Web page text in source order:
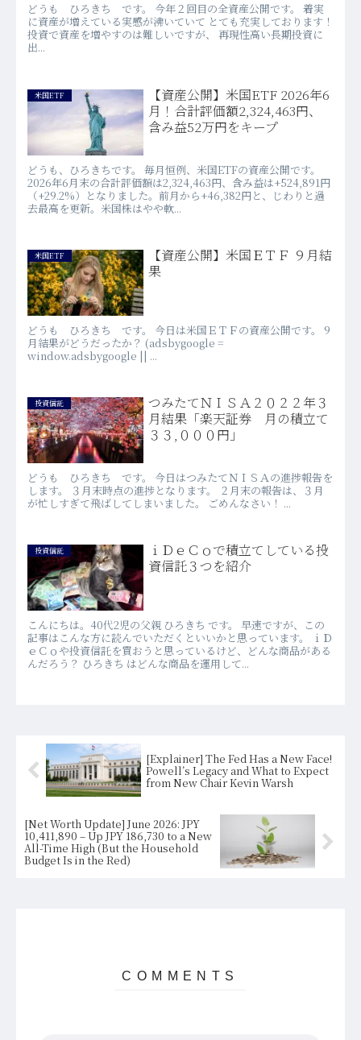
どうも ひろきち です。 今年２回目の全資産公開です。 着実
に資産が増えている実感が沸いていて とても充実しております！
投資で資産を増やすのは難しいですが、 再現性高い長期投資に
出...
米国ETF
【資産公開】米国ETF 2026年6
月！合計評価額2,324,463円、
含み益52万円をキープ
どうも、ひろきちです。 毎月恒例、米国ETFの資産公開です。
2026年6月末の合計評価額は2,324,463円、含み益は+524,891円
（+29.2%）となりました。前月から+46,382円と、じわりと過
去最高を更新。米国株はやや軟...
米国ETF
【資産公開】米国ＥＴＦ ９月結
果
どうも ひろきち です。 今日は米国ＥＴＦの資産公開です。 9
月結果がどうだったか？ (adsbygoogle =
window.adsbygoogle || ...
投資信託
つみたてＮＩＳＡ２０２２年３
月結果「楽天証券 月の積立て
３３,０００円」
どうも ひろきち です。 今日はつみたてＮＩＳＡの進捗報告を
します。 ３月末時点の進捗となります。 ２月末の報告は、３月
が忙しすぎて飛ばしてしまいました。 ごめんなさい！ ...
投資信託
ｉＤｅＣｏで積立てしている投
資信託３つを紹介
こんにちは。40代2児の父親 ひろきち です。 早速ですが、この
記事はこんな方に読んでいただくといいかと思っています。 ｉＤ
ｅＣｏや投資信託を買おうと思っているけど、どんな商品がある
んだろう？ ひろきち はどんな商品を運用して...
[Explainer] The Fed Has a New Face!
Powell’s Legacy and What to Expect
from New Chair Kevin Warsh
[Net Worth Update] June 2026: JPY
10,411,890 – Up JPY 186,730 to a New
All-Time High (But the Household
Budget Is in the Red)